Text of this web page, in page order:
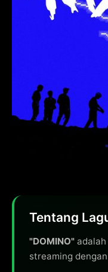
Tentang
"DOMINO"
streaming